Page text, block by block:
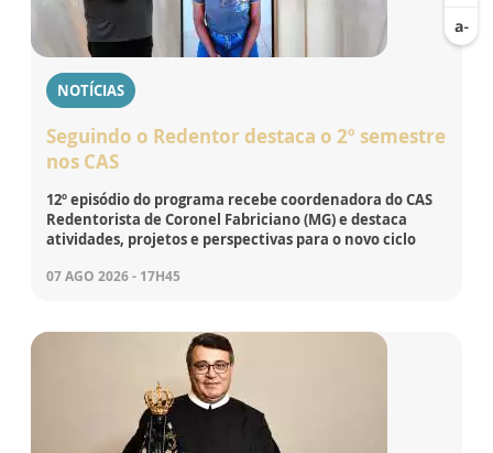
NOTÍCIAS
Seguindo o Redentor destaca o 2º semestre
nos CAS
12º episódio do programa recebe coordenadora do CAS
Redentorista de Coronel Fabriciano (MG) e destaca
atividades, projetos e perspectivas para o novo ciclo
07 AGO 2026 - 17H45